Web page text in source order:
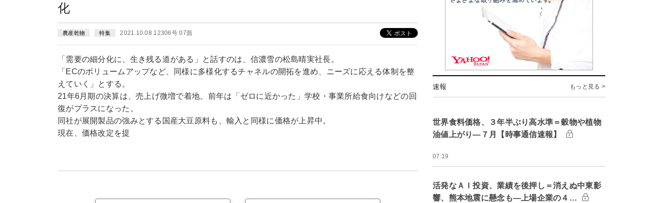
化
農産乾物 特集 2021.10.08 12306号 07面
「需要の細分化に、生き残る道がある」と話すのは、信濃雪の松島晴実社長。
「ECのボリュームアップなど、同様に多様化するチャネルの開拓を進め、ニーズに応える体制を整
えていく」とする。
21年6月期の決算は、売上げ微増で着地。前年は「ゼロに近かった」学校・事業所給食向けなどの回
復がプラスになった。
同社が展開製品の強みとする国産大豆原料も、輸入と同様に価格が上昇中。
現在、価格改定を提
速報 もっと見る >
世界食料価格、３年半ぶり高水準＝穀物や植物
油値上がり―７月【時事通信速報】
07:19
活発なＡＩ投資、業績を後押し＝消えぬ中東影
響、熊本地震に懸念も―上場企業の４…